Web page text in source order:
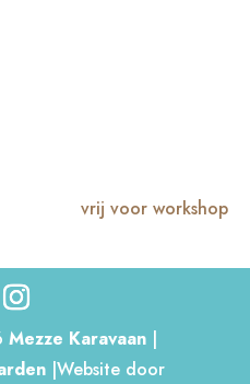
vrij voor workshop
Mezze Karavaan |
|Website door